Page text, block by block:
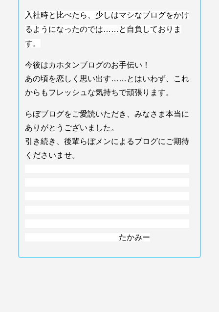
入社時と比べたら、 少しはマシなブログをかけ
るようになったのでは…… と自負しておりま
す。
今後はカホタンブログのお手伝い！
あの頃を恋しく思い出す……とはいわず、 これ
からもフレッシュな気持ちで頑張ります。
らぼブログをご愛読いただき、みなさま本当に
ありがとうございました。
引き続き、後輩らぼメンによるブログにご期待
くださいませ。
たかみー